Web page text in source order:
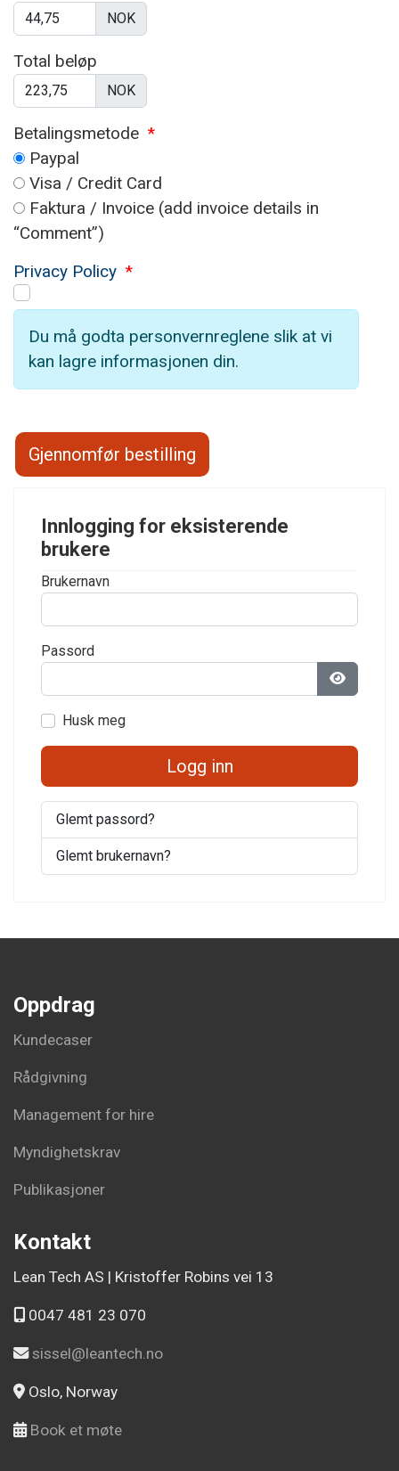
NOK
Total beløp
NOK
Betalingsmetode *
Paypal
Visa / Credit Card
“Comment”)
Privacy Policy *
Du må godta personvernreglene slik at vi
kan lagre informasjonen din.
Innlogging for eksisterende
brukere
Brukernavn
Passord
Vis
Husk meg
Logg inn
Glemt passord?
Glemt brukernavn?
Oppdrag
Kundecaser
Rådgivning
Management for hire
Myndighetskrav
Publikasjoner
Kontakt
Lean Tech AS | Kristoffer Robins vei 13
0047 481 23 070
sissel@leantech.no
Oslo, Norway
Book et møte